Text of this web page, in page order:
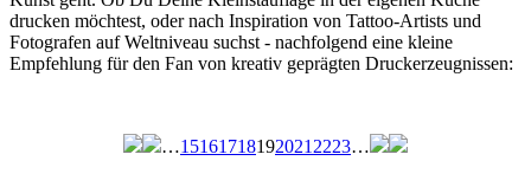
drucken möchtest, oder nach Inspiration von Tattoo-Artists und
Fotografen auf Weltniveau suchst - nachfolgend eine kleine
Empfehlung für den Fan von kreativ geprägten Druckerzeugnissen:
…151617181920212223…